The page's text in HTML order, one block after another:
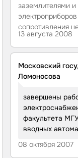
заземлителями
сопротивления
сопротивления
и других линий
устройствам,
аппаратам.
13 августа 2008
Московский
Ломоносова
завершены
факультета
вводных
08 октября 2007